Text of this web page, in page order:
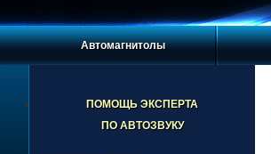
Автомагнитолы
ПОМОЩЬ ЭКСПЕРТА
ПО АВТОЗВУКУ